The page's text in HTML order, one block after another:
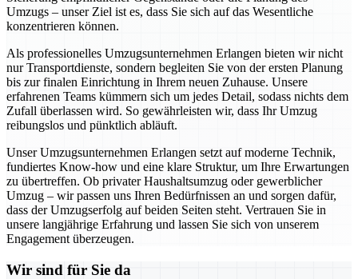
Umzugs – unser Ziel ist es, dass Sie sich auf das Wesentliche
konzentrieren können.
Als professionelles Umzugsunternehmen Erlangen bieten wir nicht
nur Transportdienste, sondern begleiten Sie von der ersten Planung
bis zur finalen Einrichtung in Ihrem neuen Zuhause. Unsere
erfahrenen Teams kümmern sich um jedes Detail, sodass nichts dem
Zufall überlassen wird. So gewährleisten wir, dass Ihr Umzug
reibungslos und pünktlich abläuft.
Unser Umzugsunternehmen Erlangen setzt auf moderne Technik,
fundiertes Know-how und eine klare Struktur, um Ihre Erwartungen
zu übertreffen. Ob privater Haushaltsumzug oder gewerblicher
Umzug – wir passen uns Ihren Bedürfnissen an und sorgen dafür,
dass der Umzugserfolg auf beiden Seiten steht. Vertrauen Sie in
unsere langjährige Erfahrung und lassen Sie sich von unserem
Engagement überzeugen.
Wir sind für Sie da